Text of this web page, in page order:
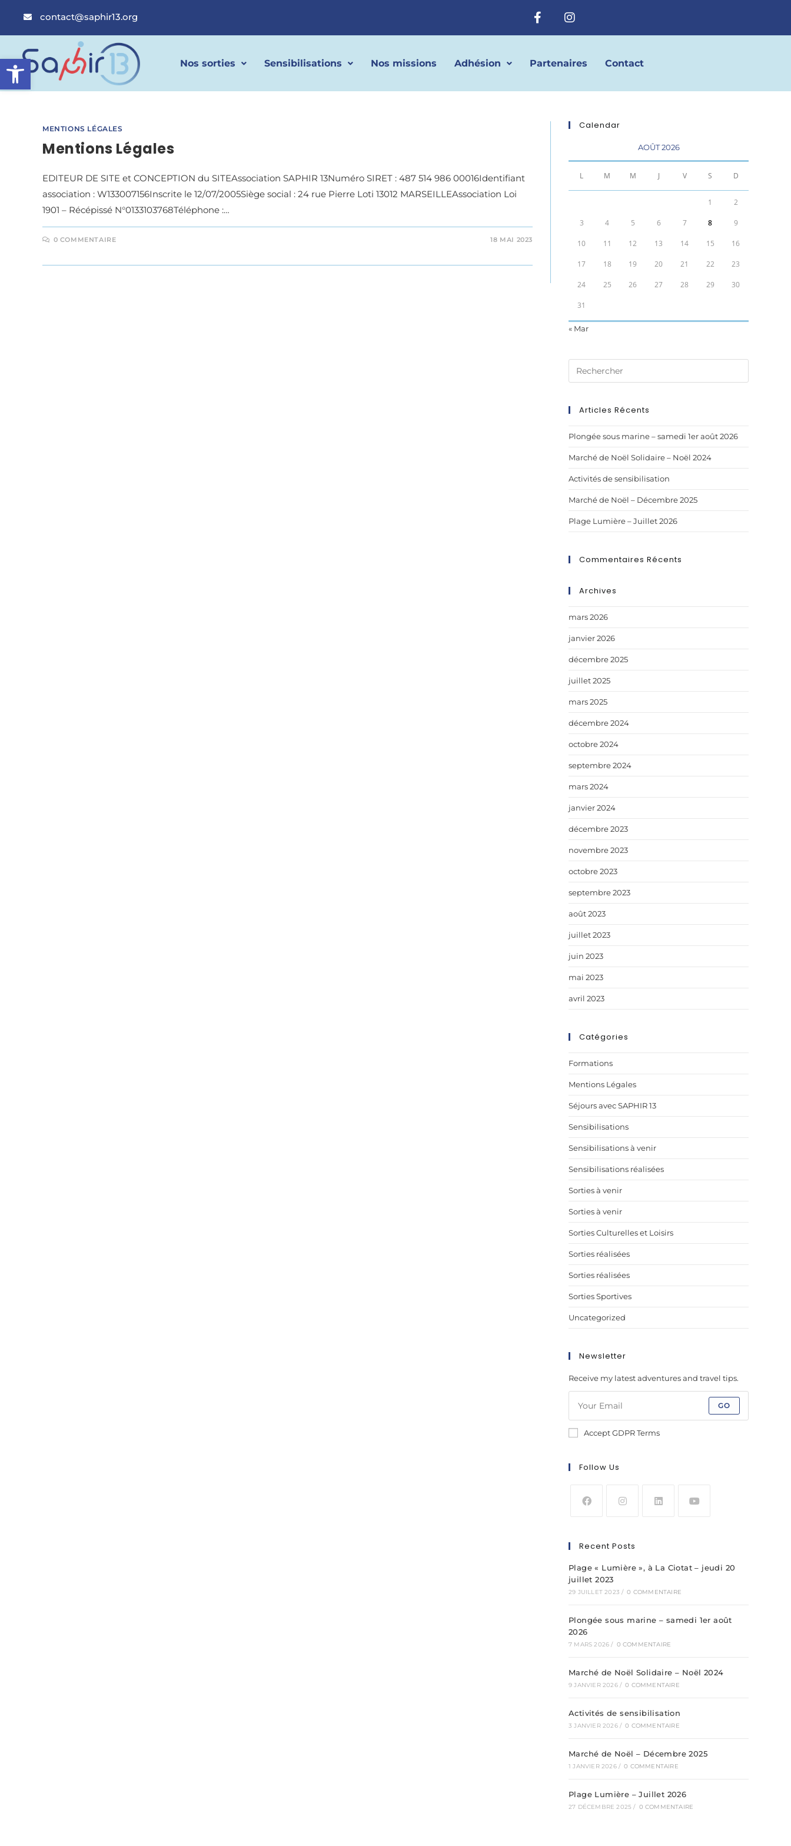
Ouvrir la barre d’outils
contact@saphir13.org
Nos sorties Sensibilisations Nos missions Adhésion Partenaires Contact
MENTIONS LÉGALES
Mentions Légales
EDITEUR DE SITE et CONCEPTION du SITEAssociation SAPHIR 13Numéro SIRET : 487 514 986 00016Identifiant
association : W133007156Inscrite le 12/07/2005Siège social : 24 rue Pierre Loti 13012 MARSEILLEAssociation Loi
1901 – Récépissé N°0133103768Téléphone :…
0 COMMENTAIRE 18 MAI 2023
Calendar
AOÛT 2026
L M M J V S D
1 2
3 4 5 6 7 8 9
10 11 12 13 14 15 16
17 18 19 20 21 22 23
24 25 26 27 28 29 30
31
« Mar
Articles Récents
Plongée sous marine – samedi 1er août 2026
Marché de Noël Solidaire – Noël 2024
Activités de sensibilisation
Marché de Noël – Décembre 2025
Plage Lumière – Juillet 2026
Commentaires Récents
Archives
mars 2026
janvier 2026
décembre 2025
juillet 2025
mars 2025
décembre 2024
octobre 2024
septembre 2024
mars 2024
janvier 2024
décembre 2023
novembre 2023
octobre 2023
septembre 2023
août 2023
juillet 2023
juin 2023
mai 2023
avril 2023
Catégories
Formations
Mentions Légales
Séjours avec SAPHIR 13
Sensibilisations
Sensibilisations à venir
Sensibilisations réalisées
Sorties à venir
Sorties à venir
Sorties Culturelles et Loisirs
Sorties réalisées
Sorties réalisées
Sorties Sportives
Uncategorized
Newsletter
Receive my latest adventures and travel tips.
GO
Accept GDPR Terms
Follow Us
Recent Posts
Plage « Lumière », à La Ciotat – jeudi 20
juillet 2023
29 JUILLET 2023 / 0 COMMENTAIRE
Plongée sous marine – samedi 1er août
2026
7 MARS 2026 / 0 COMMENTAIRE
Marché de Noël Solidaire – Noël 2024
9 JANVIER 2026 / 0 COMMENTAIRE
Activités de sensibilisation
3 JANVIER 2026 / 0 COMMENTAIRE
Marché de Noël – Décembre 2025
1 JANVIER 2026 / 0 COMMENTAIRE
Plage Lumière – Juillet 2026
27 DÉCEMBRE 2025 / 0 COMMENTAIRE